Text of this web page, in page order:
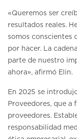
«Queremos ser
resultados reales.
somos conscientes
por hacer. La
parte de nuestro
ahora», afirmó Elin.
En 2025 se
Proveedores, que a
proveedores.
responsabilidad